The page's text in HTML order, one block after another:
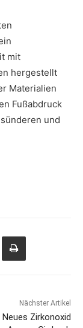
mit
hergestellt
Materialien
Fußabdruck
und
Nächster Artikel
Neues Zirkonoxid